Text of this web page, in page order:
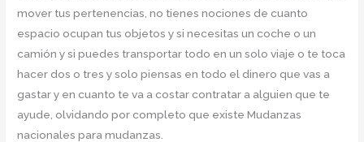
mover tus pertenencias, no tienes nociones de cuanto
espacio ocupan tus objetos y si necesitas un coche o un
camión y si puedes transportar todo en un solo viaje o te toca
hacer dos o tres y solo piensas en todo el dinero que vas a
gastar y en cuanto te va a costar contratar a alguien que te
ayude, olvidando por completo que existe Mudanzas
nacionales para mudanzas.